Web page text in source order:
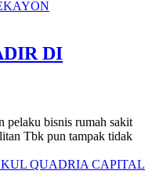
DI
pelaku bisnis rumah sakit
Tbk pun tampak tidak